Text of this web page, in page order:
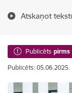
Atskaņot
Publicēts pirms
Publicēts: 05.06.2025.